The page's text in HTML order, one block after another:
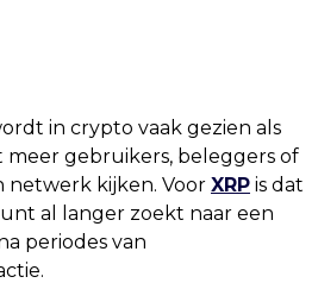
in crypto vaak gezien als
meer gebruikers, beleggers of
netwerk kijken. Voor XRP is dat
al langer zoekt naar een
periodes van